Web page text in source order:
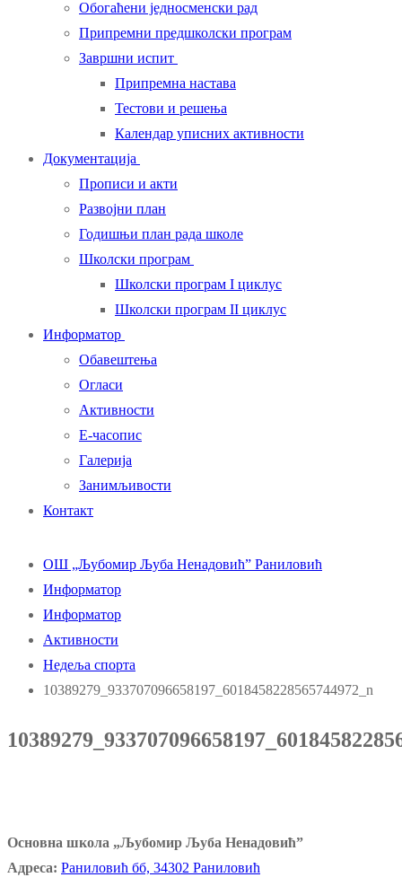
Обогаћени једносменски рад
Припремни предшколски програм
Завршни испит
Припремна настава
Тестови и решења
Календар уписних активности
Документација
Прописи и акти
Развојни план
Годишњи план рада школе
Школски програм
Школски програм I циклус
Школски програм II циклус
Информатор
Обавештења
Огласи
Активности
Е-часопис
Галерија
Занимљивости
Контакт
ОШ „Љубомир Љуба Ненадовић” Раниловић
Информатор
Информатор
Активности
Недеља спорта
10389279_933707096658197_6018458228565744972_n
Основна школа „Љубомир Љуба Ненадовић”
Адреса: Раниловић бб, 34302 Раниловић